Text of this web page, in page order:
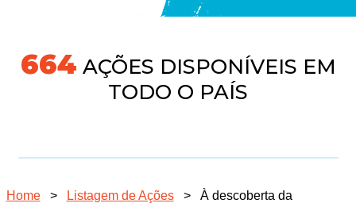
691AÇÕES DISPONÍVEIS EM
TODO O PAÍS
Home > Listagem de Ações >
À descoberta da